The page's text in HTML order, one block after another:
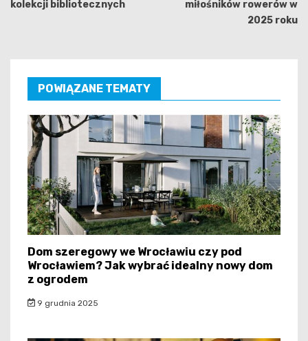
kolekcji bibliotecznych
miłośników rowerów w
2025 roku
POWIĄZANE TEMATY
Dom szeregowy we Wrocławiu czy pod
Wrocławiem? Jak wybrać idealny nowy dom
z ogrodem
9 grudnia 2025